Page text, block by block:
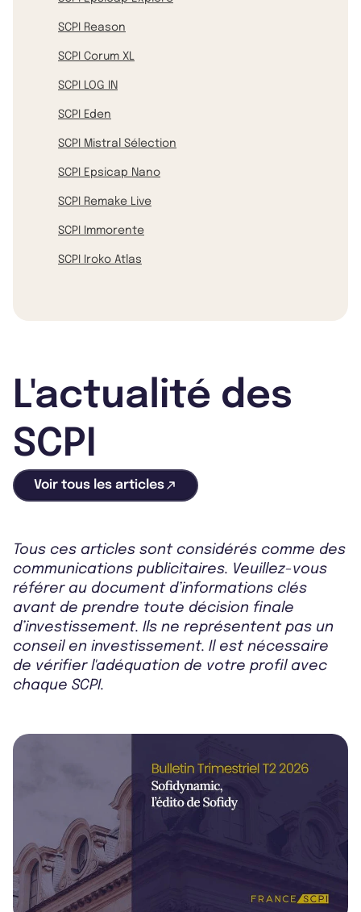
SCPI Reason
SCPI Corum XL
SCPI LOG IN
SCPI Eden
SCPI Mistral Sélection
SCPI Epsicap Nano
SCPI Remake Live
SCPI Immorente
SCPI Iroko Atlas
L'actualité des
SCPI
Voir tous les articles
Tous ces articles sont considérés comme des
communications publicitaires. Veuillez-vous
référer au document d’informations clés
avant de prendre toute décision finale
d’investissement. Ils ne représentent pas un
conseil en investissement. Il est nécessaire
de vérifier l'adéquation de votre profil avec
chaque SCPI.